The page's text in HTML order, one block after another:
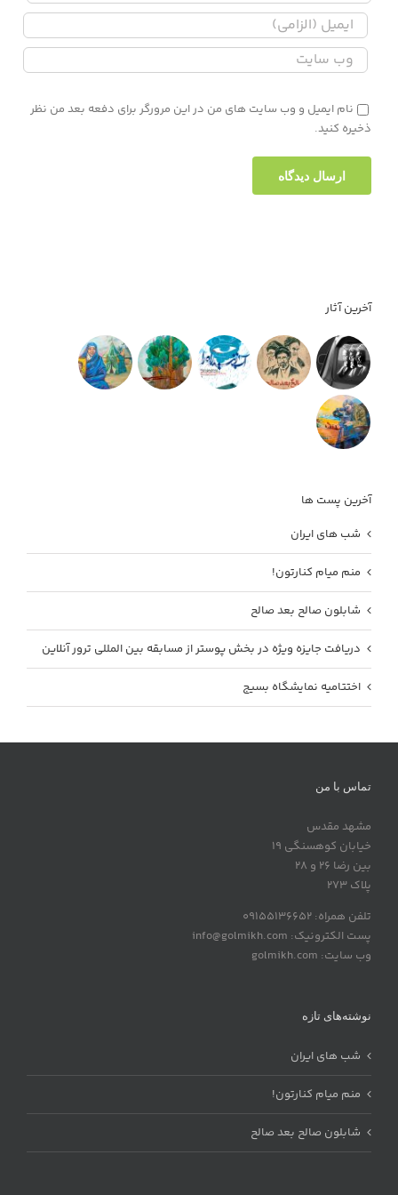
نام ایمیل و وب سایت های من در این مرورگر برای دفعه بعد من نظر
ذخیره کنید.
آخرین آثار
آخرین پست ها
شب های ایران
منم میام کنارتون!
شابلون صالح بعد صالح
دریافت جایزه ویژه در بخش پوستر از مسابقه بین المللی ترور آنلاین
اختتامیه نمایشگاه بسیج
تماس با من
مشهد مقدس
خیابان کوهسنگی 19
بین رضا 26 و 28
پلاک 273
تلفن همراه: 09155136652
پست الکترونیک: info@golmikh.com
وب سایت: golmikh.com
نوشته‌های تازه
شب های ایران
منم میام کنارتون!
شابلون صالح بعد صالح